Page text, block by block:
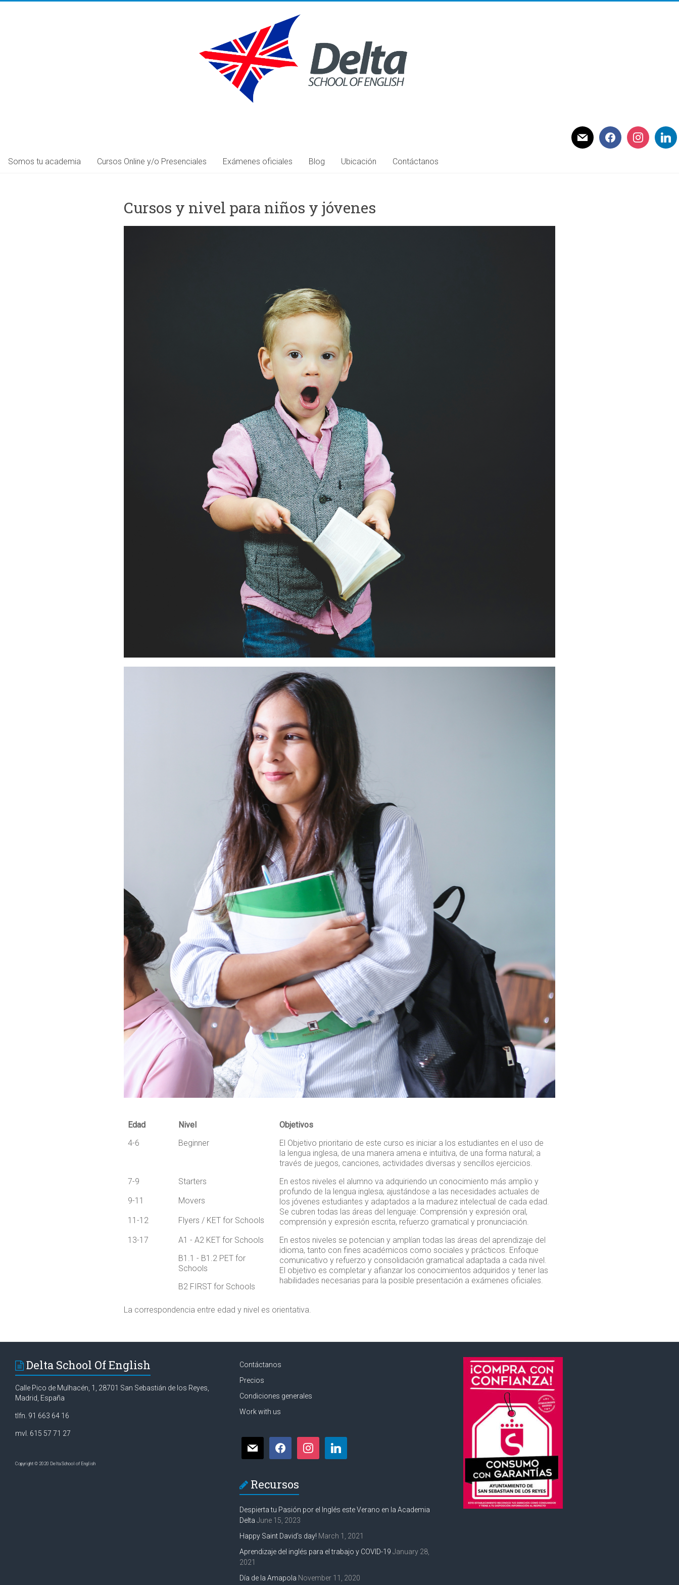
Somos tu academia Cursos Online y/o Presenciales Exámenes oficiales Blog Ubicación Contáctanos
Cursos y nivel para niños y jóvenes
Edad Nivel
Objetivos
4-6
Beginner
El Objetivo prioritario de este curso es iniciar a los estudiantes en el uso de
la lengua inglesa, de una manera amena e intuitiva, de una forma natural; a
través de juegos, canciones, actividades diversas y sencillos ejercicios.
7-9
Starters
En estos niveles el alumno va adquiriendo un conocimiento más amplio y
profundo de la lengua inglesa; ajustándose a las necesidades actuales de
los jóvenes estudiantes y adaptados a la madurez intelectual de cada edad.
Se cubren todas las áreas del lenguaje: Comprensión y expresión oral,
comprensión y expresión escrita, refuerzo gramatical y pronunciación.
9-11 Movers
11-12 Flyers / KET for Schools
13-17 A1 - A2 KET for Schools
En estos niveles se potencian y amplían todas las áreas del aprendizaje del
idioma, tanto con fines académicos como sociales y prácticos. Enfoque
comunicativo y refuerzo y consolidación gramatical adaptada a cada nivel.
El objetivo es completar y afianzar los conocimientos adquiridos y tener las
habilidades necesarias para la posible presentación a exámenes oficiales.
B1.1 - B1.2 PET for
Schools
B2 FIRST for Schools
La correspondencia entre edad y nivel es orientativa.
Delta School Of English
Calle Pico de Mulhacén, 1, 28701 San Sebastián de los Reyes,
Madrid, España
tlfn. 91 663 64 16
mvl. 615 57 71 27
Copyright © 2020 Delta School of English
Contáctanos
Precios
Condiciones generales
Work with us
Recursos
Despierta tu Pasión por el Inglés este Verano en la Academia
Delta June 15, 2023
Happy Saint David’s day! March 1, 2021
Aprendizaje del inglés para el trabajo y COVID-19 January 28,
2021
Día de la Amapola November 11, 2020